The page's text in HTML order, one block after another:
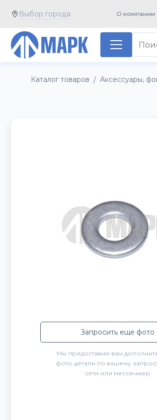
Выбор города О компании
Каталог товаров / Аксессуары,
Запросить еще фото
Мы предоставим вам
фото детали по вашему
сети или мессенжер